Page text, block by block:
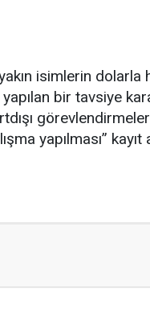
isimlerin dolarla
bir tavsiye
yapılması” kayıt